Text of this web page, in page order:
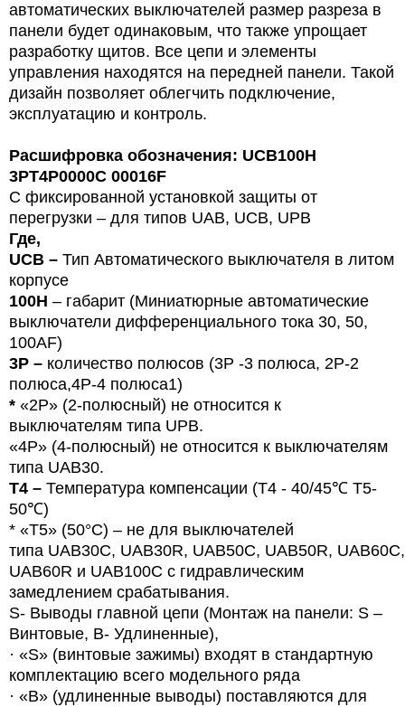
автоматических выключателей размер разреза в
панели будет одинаковым, что также упрощает
разработку щитов. Все цепи и элементы
управления находятся на передней панели. Такой
дизайн позволяет облегчить подключение,
эксплуатацию и контроль.
Расшифровка обозначения: UCB100H
3PT4P0000C 00016F
С фиксированной установкой защиты от
перегрузки – для типов UAB, UCB, UPB
Где,
UCB – Тип Автоматического выключателя в литом
корпусе
100H – габарит (Миниатюрные автоматические
выключатели дифференциального тока 30, 50,
100AF)
3P – количество полюсов (3Р -3 полюса, 2P-2
полюса,4Р-4 полюса1)
* «2P» (2-полюсный) не относится к
выключателям типа UPB.
«4P» (4-полюсный) не относится к выключателям
типа UAB30.
T4 – Температура компенсации (T4 - 40/45℃ T5-
50℃)
* «T5» (50°C) – не для выключателей
типа UAB30C, UAB30R, UAB50C, UAB50R, UAB60C,
UAB60R и UAB100C с гидравлическим
замедлением срабатывания.
S- Выводы главной цепи (Монтаж на панели: S –
Винтовые, B- Удлиненные),
· «S» (винтовые зажимы) входят в стандартную
комплектацию всего модельного ряда
· «B» (удлиненные выводы) поставляются для